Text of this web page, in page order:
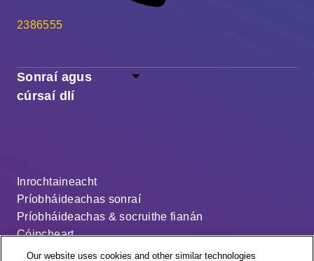
Sonraí agus
cúrsaí dlí
Inrochtaineacht
Príobháideachas sonraí
Príobháideachas & socruithe fianán
Cóipcheart
Séanadh
2386555
Our website uses cookies and other similar technologies